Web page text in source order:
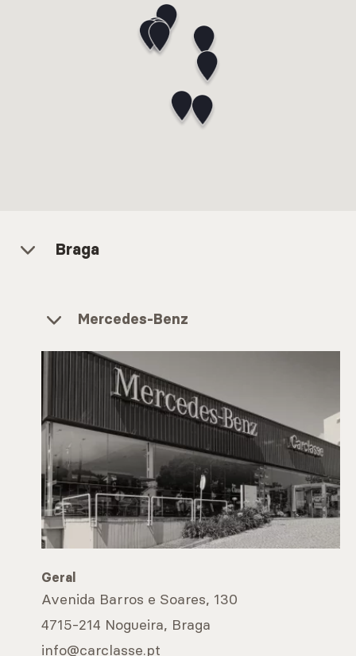
Braga
Mercedes-Benz
Geral
Avenida Barros e Soares, 130
4715-214 Nogueira, Braga
info@carclasse.pt